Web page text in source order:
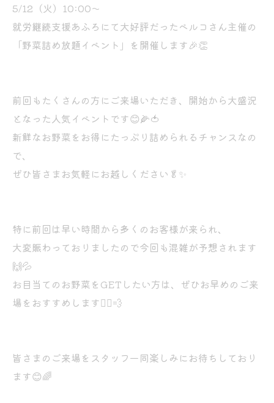
5/12（火）10:00〜
就労継続支援あふろにて大好評だったベルコさん主催の
「野菜詰め放題イベント」を開催します🎉👏
前回もたくさんの方にご来場いただき、開始から大盛況
となった人気イベントです😊🌽🍅
新鮮なお野菜をお得にたっぷり詰められるチャンスなの
で、
ぜひ皆さまお気軽にお越しください🥬✨
特に前回は早い時間から多くのお客様が来られ、
大変賑わっておりましたので今回も混雑が予想されます
🙌💦
お目当てのお野菜をGETしたい方は、ぜひお早めのご来
場をおすすめします🏃‍♂️💨
皆さまのご来場をスタッフ一同楽しみにお待ちしており
ます😊🌈